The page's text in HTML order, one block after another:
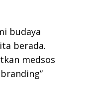
budaya
berada.
medsos